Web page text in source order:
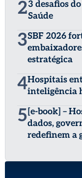
23 desafios
Saúde
3SBF 2026
estratégica
4Hospitais
inteligência
5 [e-book] –
dados,
redefinem a